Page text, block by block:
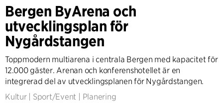
Bergen ByArena och
utvecklingsplan för
Nygårdstangen
Toppmodern multiarena i centrala Bergen med kapacitet för
12.000 gäster. Arenan och konferenshotellet är en
integrerad del av utvecklingsplanen för Nygårdstangen.
Kultur| Sport/Event Planering